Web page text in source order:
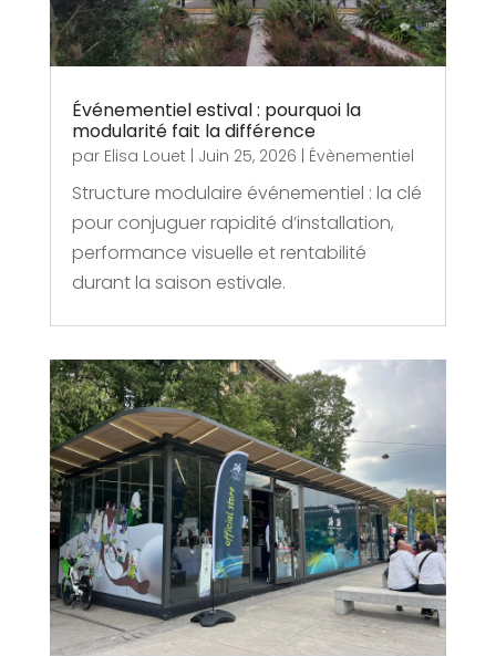
Événementiel estival : pourquoi la
modularité fait la différence
par Elisa Louet | Juin 25, 2026 | Évènementiel
Structure modulaire événementiel : la clé
pour conjuguer rapidité d’installation,
performance visuelle et rentabilité
durant la saison estivale.